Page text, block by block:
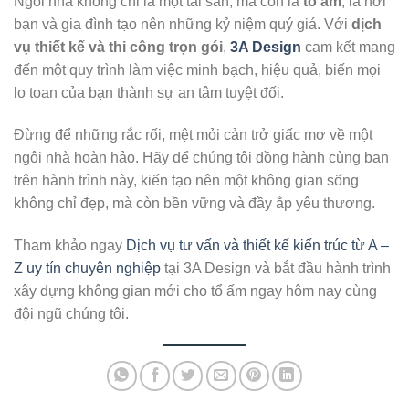
bạn và gia đình tạo nên những kỷ niệm quý giá. Với dịch
vụ thiết kế và thi công trọn gói, 3A Design cam kết mang
đến một quy trình làm việc minh bạch, hiệu quả, biến mọi
lo toan của bạn thành sự an tâm tuyệt đối.
Đừng để những rắc rối, mệt mỏi cản trở giấc mơ về một
ngôi nhà hoàn hảo. Hãy để chúng tôi đồng hành cùng bạn
trên hành trình này, kiến tạo nên một không gian sống
không chỉ đẹp, mà còn bền vững và đầy ắp yêu thương.
Tham khảo ngay Dịch vụ tư vấn và thiết kế kiến trúc từ A –
Z uy tín chuyên nghiệp tại 3A Design và bắt đầu hành trình
xây dựng không gian mới cho tổ ấm ngay hôm nay cùng
đội ngũ chúng tôi.